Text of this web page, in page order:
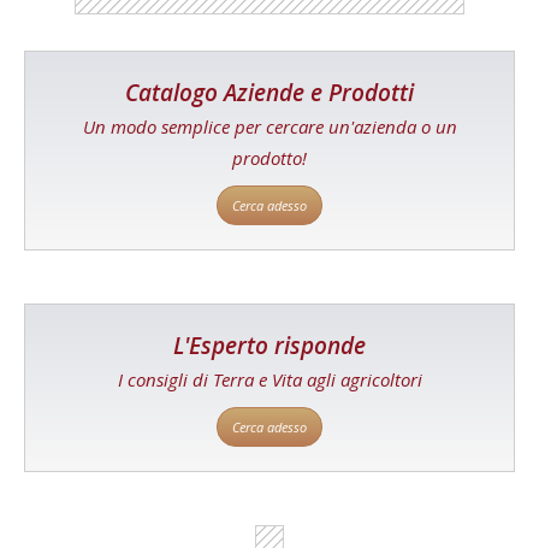
Catalogo Aziende e Prodotti
Un modo semplice per cercare un'azienda o un
prodotto!
Cerca adesso
L'Esperto risponde
I consigli di Terra e Vita agli agricoltori
Cerca adesso